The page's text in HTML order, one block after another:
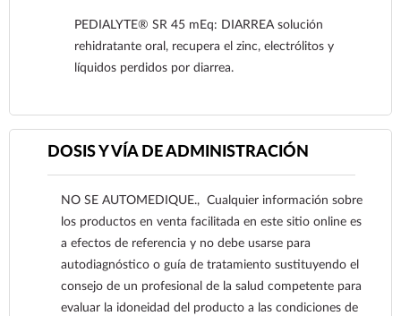
PEDIALYTE® SR 45 mEq: DIARREA solución
rehidratante oral, recupera el zinc, electrólitos y
líquidos perdidos por diarrea.
Ver más
DOSIS Y VÍA DE ADMINISTRACIÓN
NO SE AUTOMEDIQUE., Cualquier información sobre
los productos en venta facilitada en este sitio online es
a efectos de referencia y no debe usarse para
autodiagnóstico o guía de tratamiento sustituyendo el
consejo de un profesional de la salud competente para
evaluar la idoneidad del producto a las condiciones de